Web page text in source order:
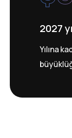
2027
Yılına